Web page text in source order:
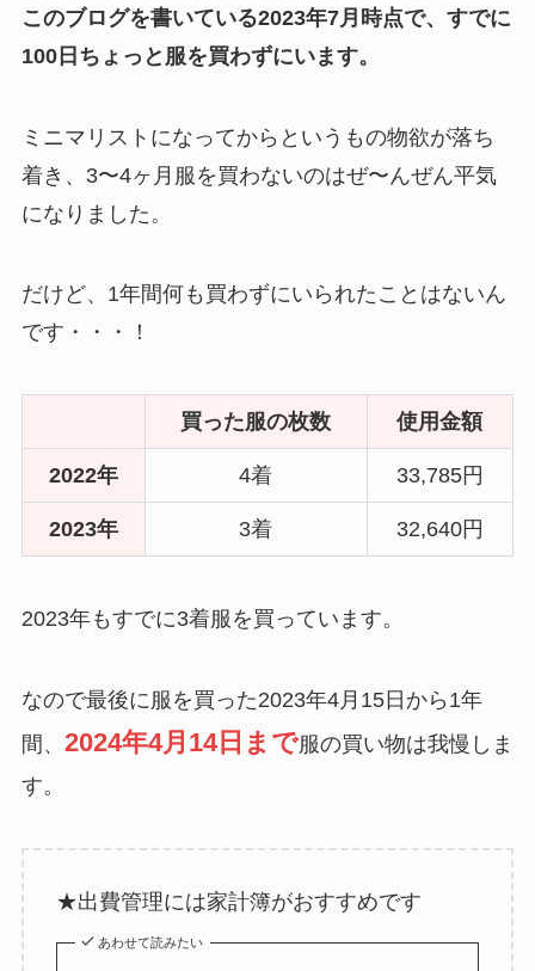
このブログを書いている2023年7月時点で、すでに
100日ちょっと服を買わずにいます。
ミニマリストになってからというもの物欲が落ち
着き、3〜4ヶ月服を買わないのはぜ〜んぜん平気
になりました。
だけど、1年間何も買わずにいられたことはないん
です・・・！
買った服の枚数 使用金額
2022年 4着 33,785円
2023年 3着 32,640円
2023年もすでに3着服を買っています。
なので最後に服を買った2023年4月15日から1年
間、 2024年4月14日まで服の買い物は我慢しま
す。
★出費管理には家計簿がおすすめです
あわせて読みたい